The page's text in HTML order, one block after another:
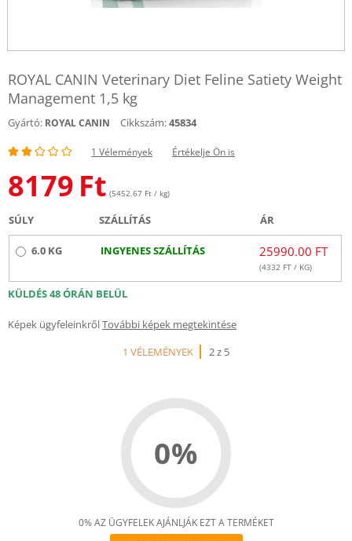
ROYAL CANIN Veterinary Diet Feline Satiety Weight
Management 1,5 kg
Gyártó: ROYAL CANIN Cikkszám:45834
1 Vélemények Értékelje Ön is
8179 Ft (5452.67 Ft / kg)
SÚLY SZÁLLÍTÁS ÁR
6.0 KG INGYENES SZÁLLÍTÁS 25990.00 FT
(4332 FT / KG)
KÜLDÉS 48 ÓRÁN BELÜL
Képek ügyfeleinkrőlTovábbi képek megtekintése
1 VÉLEMÉNYEK
2 z 5
0%
0% AZ ÜGYFELEK AJÁNLJÁK EZT A TERMÉKET